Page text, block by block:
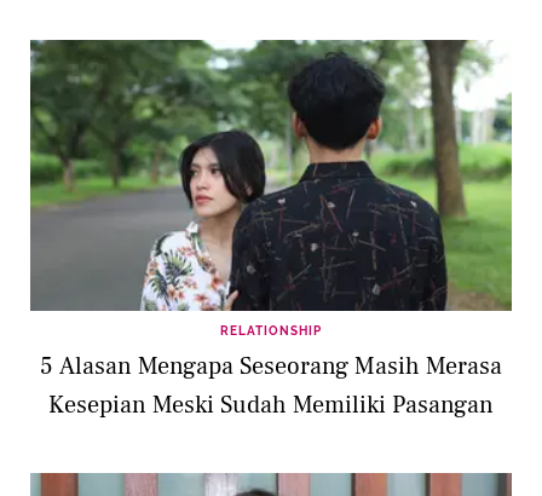
RELATIONSHIP
5 Alasan Mengapa Seseorang Masih Merasa
Kesepian Meski Sudah Memiliki Pasangan